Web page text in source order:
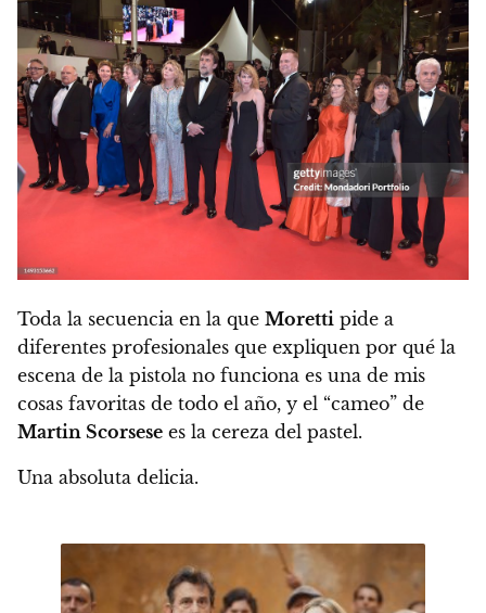
Toda la secuencia en la que Moretti pide a
diferentes profesionales que expliquen por qué la
escena de la pistola no funciona es una de mis
cosas favoritas de todo el año, y el “cameo” de
Martin Scorsese es la cereza del pastel.
Una absoluta delicia.